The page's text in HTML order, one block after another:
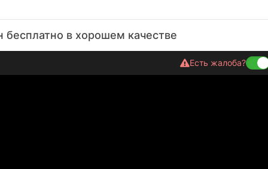
бесплатно в хорошем качестве
Есть жалоба?